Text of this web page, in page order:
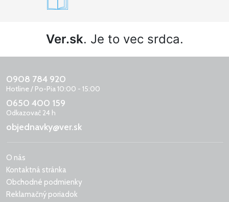
Ver.sk. Je to vec srdca.
0908 784 920
Hotline / Po-Pia 10:00 - 15:00
0650 400 159
Odkazovač 24 h
objednavky@ver.sk
O nás
Kontaktná stránka
Obchodné podmienky
Reklamačný poriadok